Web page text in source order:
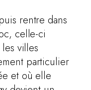
rentre dans
celle-ci
villes
particulier
et où elle